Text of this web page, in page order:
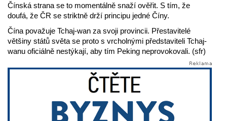
Čínská strana se to momentálně snaží ověřit. S tím, že
doufá, že ČR se striktně drží principu jedné Číny.
Čína považuje Tchaj-wan za svoji provincii. Přestavitelé
většiny států světa se proto s vrcholnými představiteli Tchaj-
wanu oficiálně nestýkají, aby tím Peking neprovokovali. (sfr)